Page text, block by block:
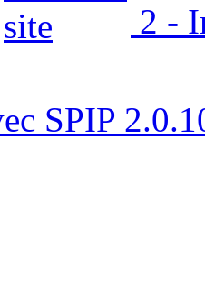
2 -
SPIP